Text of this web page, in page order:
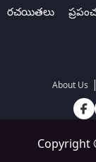
రచయితలు
About Us |
Copyright